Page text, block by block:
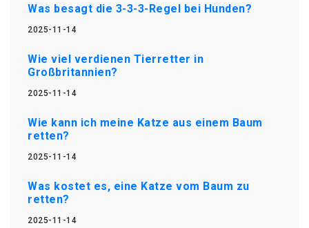
Was besagt die 3-3-3-Regel bei Hunden?
2025-11-14
Wie viel verdienen Tierretter in
Großbritannien?
2025-11-14
Wie kann ich meine Katze aus einem Baum
retten?
2025-11-14
Was kostet es, eine Katze vom Baum zu
retten?
2025-11-14